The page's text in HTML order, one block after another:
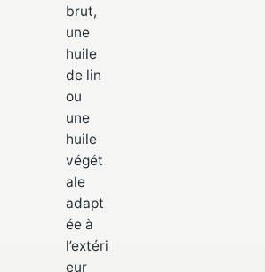
brut,
une
huile
de lin
ou
une
huile
végét
ale
adapt
ée à
l’extéri
eur